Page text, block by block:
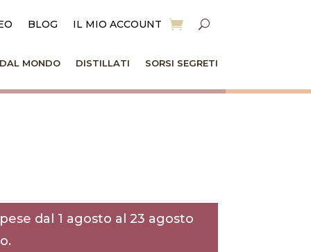
BLOG IL MIO ACCOUNT
MONDO DISTILLATI SORSI SEGRETI
dal 1 agosto al 23 agosto